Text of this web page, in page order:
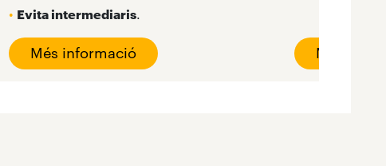
• Evita intermediaris
Més informació Més